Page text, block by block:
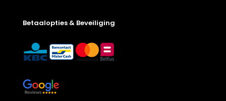
Betaalopties & Beveiliging